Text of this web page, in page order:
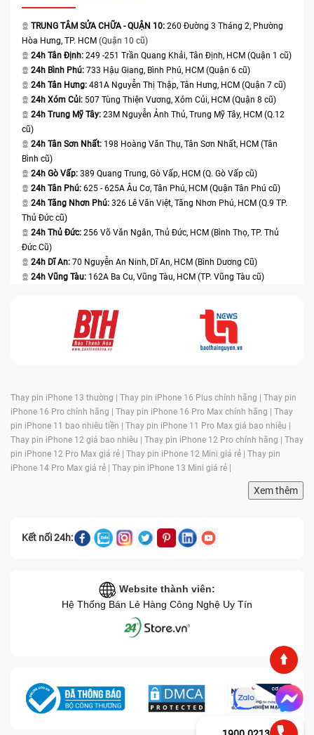
TRUNG TÂM SỬA CHỮA - QUẬN 10: 260 Đường 3 Tháng 2, Phường
Hòa Hưng, TP. HCM (Quận 10 cũ)
24h Tân Định: 249 -251 Trần Quang Khải, Tân Định, HCM (Quận 1 cũ)
24h Bình Phú: 733 Hậu Giang, Bình Phú, HCM (Quận 6 cũ)
24h Tân Hưng: 481A Nguyễn Thị Thập, Tân Hưng, HCM (Quận 7 cũ)
24h Xóm Củi: 507 Tùng Thiện Vương, Xóm Củi, HCM (Quận 8 cũ)
24h Trung Mỹ Tây: 23M Nguyễn Ảnh Thủ, Trung Mỹ Tây, HCM (Q.12
cũ)
24h Tân Sơn Nhất: 198 Hoàng Văn Thụ, Tân Sơn Nhất, HCM (Tân
Bình cũ)
24h Gò Vấp: 389 Quang Trung, Gò Vấp, HCM (Q. Gò Vấp cũ)
24h Tân Phú: 625 - 625A Âu Cơ, Tân Phú, HCM (Quận Tân Phú cũ)
24h Tăng Nhơn Phú: 326 Lê Văn Việt, Tăng Nhơn Phú, HCM (Q.9 TP.
Thủ Đức cũ)
24h Thủ Đức: 256 Võ Văn Ngân, Thủ Đức, HCM (Bình Thọ, TP. Thủ
Đức Cũ)
24h Dĩ An: 70 Nguyễn An Ninh, Dĩ An, HCM (Bình Dương Cũ)
24h Vũng Tàu: 162A Ba Cu, Vũng Tàu, HCM (TP. Vũng Tàu cũ)
Thay pin iPhone 13 thường | Thay pin iPhone 16 Plus chính hãng | Thay pin
iPhone 16 Pro chính hãng | Thay pin iPhone 16 Pro Max chính hãng | Thay
pin iPhone 11 bao nhiêu tiền | Thay pin iPhone 11 Pro Max giá bao nhiêu |
Thay pin iPhone 12 giá bao nhiêu | Thay pin iPhone 12 Pro chính hãng | Thay
pin iPhone 12 Pro Max giá rẻ | Thay pin iPhone 12 Mini giá rẻ | Thay pin
iPhone 14 Pro Max giá rẻ | Thay pin iPhone 13 Mini giá rẻ |
Xem thêm
Kết nối 24h:
Website thành viên:
Hệ Thống Bán Lẻ Hàng Công Nghệ Uy Tín